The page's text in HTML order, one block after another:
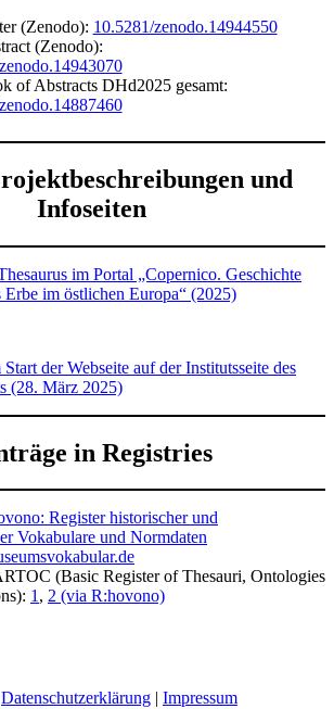
(Zenodo): 10.5281/zenodo.14944550
(Zenodo):
of Abstracts DHd2025 gesamt:
und
Infoseiten
im Portal „Copernico. Geschichte
im östlichen Europa“ (2025)
der Webseite auf der Institutsseite des
(28. März 2025)
in Registries
Register historischer und
Vokabulare und Normdaten
(Basic Register of Thesauri, Ontologies
1, 2 (via R:hovono)
Datenschutzerklärung | Impressum